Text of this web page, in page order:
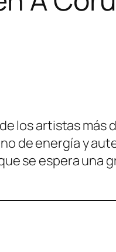
los artistas
de energía y
se espera